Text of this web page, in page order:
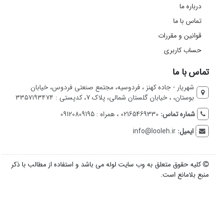
درباره ما
تماس با ما
قوانین و مقررات
حساب کاربری
تماس با ما
شهریار - جاده کهنز ، فردوسیه، مجتمع صنعتی فردوس، خیابان
بوستان، ، خیابان گلستان شمالی، پلاک 7، کدپستی : ۳۳۵۷۱۹۳۴۷۴
شماره تماس: 02165469330 ، همراه : 09120809195
ایمیل:info@looleh.ir
کلیه حقوق متعلق به وب سایت لوله می باشد و استفاده از مطالب با ذکر
منبع بلامانع است.